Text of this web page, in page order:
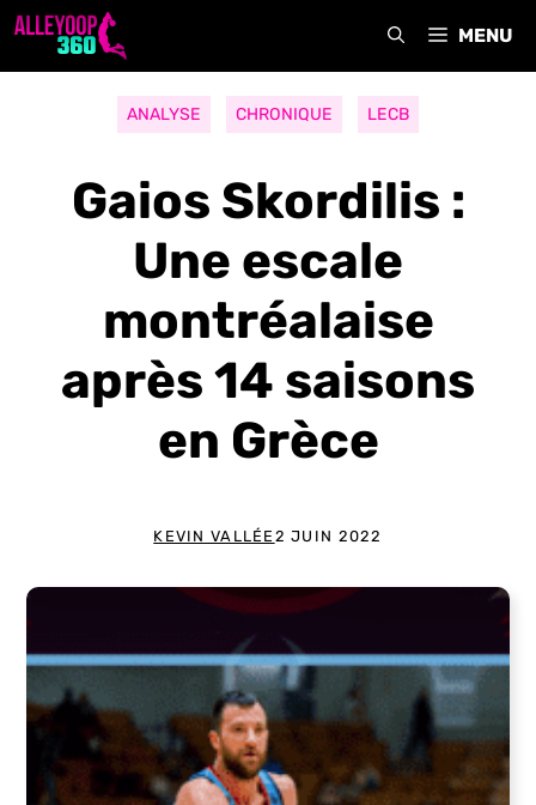
Aller
MENU
ANALYSE CHRONIQUE LECB
Gaios Skordilis :
Une escale
montréalaise
après 14 saisons
en Grèce
KEVIN VALLÉE 2 JUIN 2022